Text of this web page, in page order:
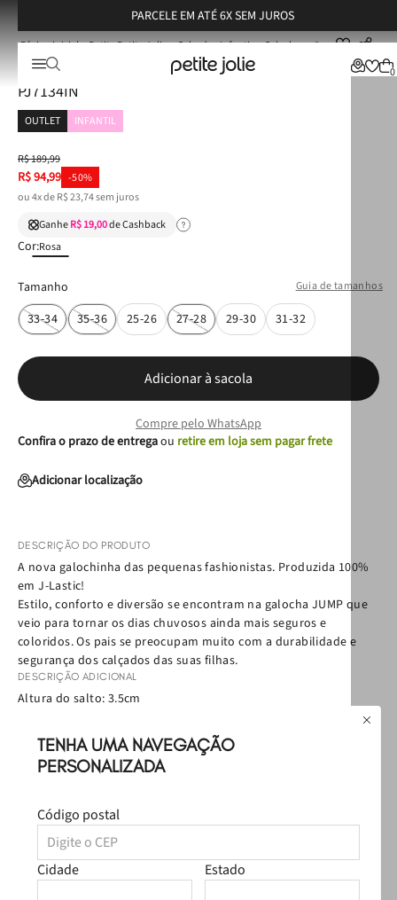
PARCELE EM ATÉ 6X SEM JUROS
TENHA UMA NAVEGAÇÃO
PERSONALIZADA
Código postal
Cidade Estado
0
Petite Petite Jolie Calçados Infantis Galochas Bota Petite Jolie Jump IN Rosa Claro New Light PJ7134IN
Bota Petite Jolie Jump IN Rosa Claro New Light
PJ7134IN
OUTLET INFANTIL
R$189,99
R$94,99 -50%
ou4x deR$23,74sem juros
GanheR$ 19,00de Cashback
Cor:Rosa
Guia de tamanhos
Tamanho
33-34
35-36 25-26 27-28 29-30 31-32
Adicionar à sacola
Compre pelo WhatsApp
Confira o prazo de entregaou retire em loja sem pagar frete
Adicionar localização
DESCRIÇÃO DO PRODUTO
A nova galochinha das pequenas fashionistas. Produzida 100%
em J-Lastic!
Estilo, conforto e diversão se encontram na galocha JUMP que
veio para tornar os dias chuvosos ainda mais seguros e
coloridos. Os pais se preocupam muito com a durabilidade e
segurança dos calçados das suas filhas.
DESCRIÇÃO ADICIONAL
Altura do salto: 3.5cm
Política de Troca
Política de Entrega
Como cuidar
Bota Petite Jolie Jump IN Rosa Claro New
R$ 94,99
Selecione aqui